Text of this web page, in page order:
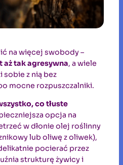
na więcej swobody –
aż tak agresywna, a wiele
z nią bez
mocne rozpuszczalniki.
co tłuste
opcja na
w dłonie olej roślinny
lub oliwę z oliwek),
pocierać przez
strukturę żywicy i